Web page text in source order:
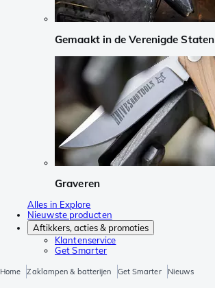
Gemaakt in de Verenigde Staten
Graveren
Alles in Explore
Nieuwste producten
Aftikkers, acties & promoties
Klantenservice
Get Smarter
Home Zaklampen & batterijen Get Smarter Nieuws